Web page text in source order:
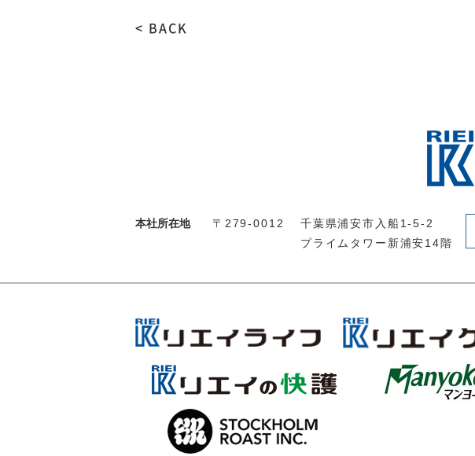
< BACK
本社所在地 〒279-0012
千葉県浦安市入船1-5-2
プライムタワー新浦安14階